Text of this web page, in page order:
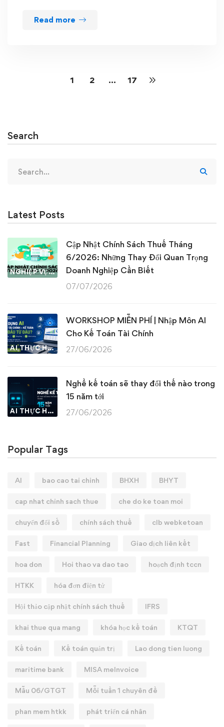
Read more
1 2 … 17
Search
for:
Latest Posts
NGHIỆP VỤ KẾ TOÁN & THUẾ
Cập Nhật Chính Sách Thuế Tháng
6/2026: Những Thay Đổi Quan Trọng
Doanh Nghiệp Cần Biết
07/07/2026
AI THỰC HÀNH
WORKSHOP MIỄN PHÍ | Nhập Môn AI
Cho Kế Toán Tài Chính
27/06/2026
AI THỰC HÀNH
Nghề kế toán sẽ thay đổi thế nào trong
15 năm tới
27/06/2026
Popular Tags
AI bao cao tai chinh BHXH BHYT
cap nhat chinh sach thue che do ke toan moi
chuyển đổi số chính sách thuế clb webketoan
Fast Financial Planning Giao dịch liên kết
hoa don Hoi thao va dao tao hoạch định tccn
HTKK hóa đơn điện tử
Hội thảo cập nhật chính sách thuế IFRS
khai thue qua mang khóa học kế toán KTQT
Kế toán Kế toán quản trị Lao dong tien luong
maritime bank MISA meInvoice
Mẫu 06/GTGT Mỗi tuần 1 chuyên đề
phan mem htkk phát triển cá nhân